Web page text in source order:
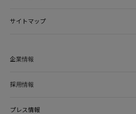
サイトマップ
企業情報
採用情報
プレス情報